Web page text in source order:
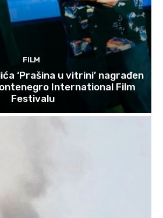
FILM
‘Prašina u vitrini’ nagrađen
International Film
Festivalu